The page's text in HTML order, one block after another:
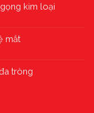
kim loại
mắt
tròng